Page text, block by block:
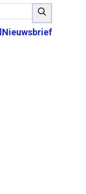
Nieuwsbrief
Zoeken